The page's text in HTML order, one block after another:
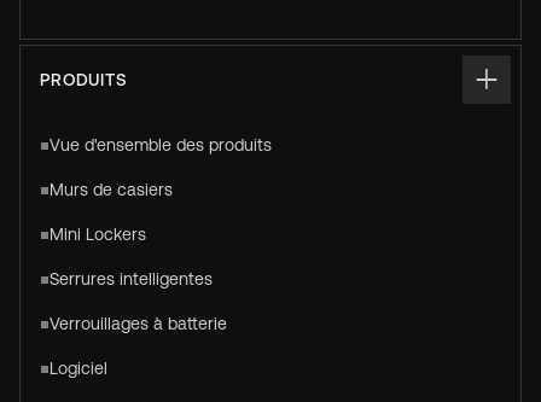
PRODUITS
Vue d'ensemble des produits
Murs de casiers
Mini Lockers
Serrures intelligentes
Verrouillages à batterie
Logiciel